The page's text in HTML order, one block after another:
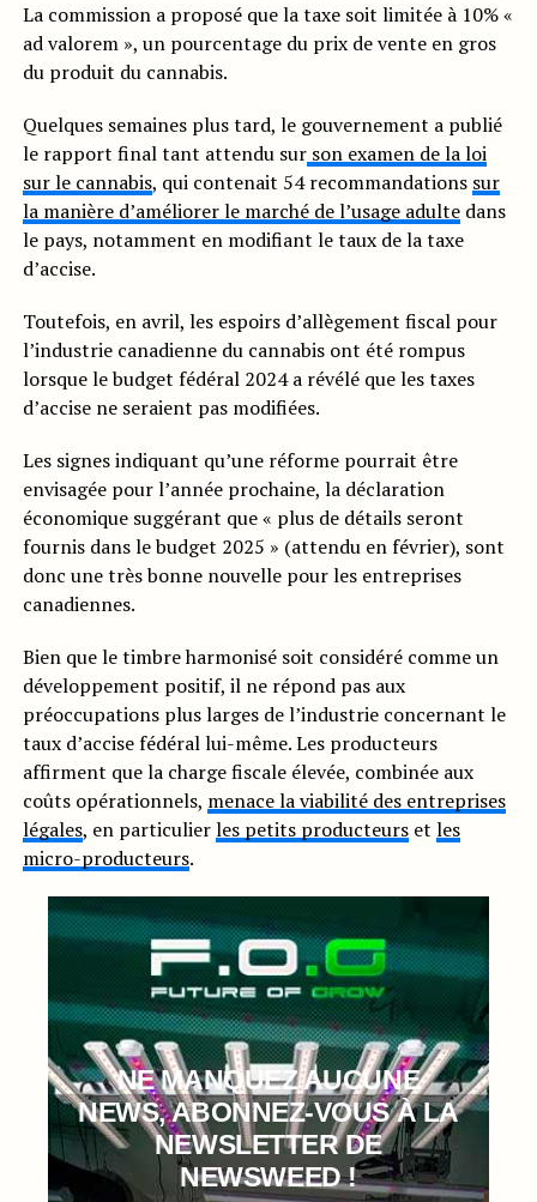
La commission a proposé que la taxe soit limitée à 10% «
ad valorem », un pourcentage du prix de vente en gros
du produit du cannabis.
Quelques semaines plus tard, le gouvernement a publié
le rapport final tant attendu surson examen de la loi
sur le cannabis, qui contenait 54 recommandations sur
la manière d’améliorer le marché de l’usage adultedans
le pays, notamment en modifiant le taux de la taxe
d’accise.
Toutefois, en avril, les espoirs d’allègement fiscal pour
l’industrie canadienne du cannabis ont été rompus
lorsque le budget fédéral 2024 a révélé que les taxes
d’accise ne seraient pas modifiées.
Les signes indiquant qu’une réforme pourrait être
envisagée pour l’année prochaine, la déclaration
économique suggérant que « plus de détails seront
fournis dans le budget 2025 » (attendu en février), sont
donc une très bonne nouvelle pour les entreprises
canadiennes.
Bien que le timbre harmonisé soit considéré comme un
développement positif, il ne répond pas aux
préoccupations plus larges de l’industrie concernant le
taux d’accise fédéral lui-même. Les producteurs
affirment que la charge fiscale élevée, combinée aux
coûts opérationnels, menace la viabilité des entreprises
légales, en particulierles petits producteurset les
micro-producteurs.
NE MANQUEZ AUCUNE
NEWS, ABONNEZ-VOUS À LA
NEWSLETTER DE
NEWSWEED !